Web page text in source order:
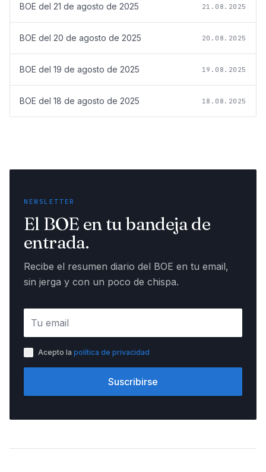
BOE del 21 de agosto de 2025 21.08.2025
BOE del 20 de agosto de 2025 20.08.2025
BOE del 19 de agosto de 2025 19.08.2025
BOE del 18 de agosto de 2025 18.08.2025
NEWSLETTER
El BOE en tu bandeja de
entrada.
Recibe el resumen diario del BOE en tu email,
sin jerga y con un poco de chispa.
Acepto la política de privacidad
Suscribirse